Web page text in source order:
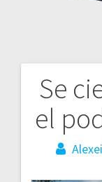
Se
el
de